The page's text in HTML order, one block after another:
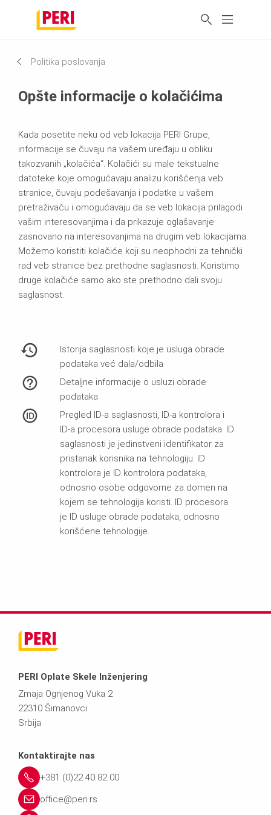
Politika poslovanja
Opšte informacije o kolačićima
Kada posetite neku od veb lokacija PERI Grupe,
informacije se čuvaju na vašem uređaju u obliku
takozvanih „kolačića“. Kolačići su male tekstualne
datoteke koje omogućavaju analizu korišćenja veb
stranice, čuvaju podešavanja i podatke u vašem
pretraživaču i omogućavaju da se veb lokacija prilagodi
vašim interesovanjima i da prikazuje oglašavanje
zasnovano na interesovanjima na drugim veb lokacijama.
Možemo koristiti kolačiće koji su neophodni za tehnički
rad veb stranice bez prethodne saglasnosti. Koristimo
druge kolačiće samo ako ste prethodno dali svoju
saglasnost.
Istorija saglasnosti koje je usluga obrade
podataka već dala/odbila
Detaljne informacije o usluzi obrade
podataka
Pregled ID-a saglasnosti, ID-a kontrolora i
ID-a procesora usluge obrade podataka. ID
saglasnosti je jedinstveni identifikator za
pristanak korisnika na tehnologiju. ID
kontrolora je ID kontrolora podataka,
odnosno osobe odgovorne za domen na
kojem se tehnologija koristi. ID procesora
je ID usluge obrade podataka, odnosno
korišćene tehnologije.
PERI Oplate Skele Inženjering
Zmaja Ognjenog Vuka 2
22310 Šimanovci
Srbija
Kontaktirajte nas
+381 (0)22 40 82 00
office@peri.rs